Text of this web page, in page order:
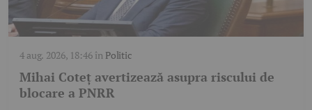
4 aug. 2026, 18:46în Politic
Mihai Coteț avertizează asupra riscului de
blocare a PNRR